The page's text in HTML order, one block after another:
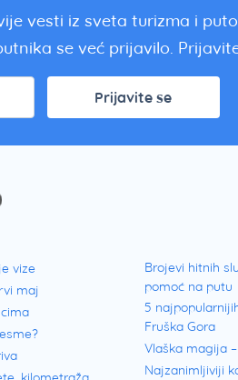
vesti iz sveta turizma i
se već prijavilo.
Prijavite se
vize
maj
Brojevi hitnih
pomoć na putu
5
Fruška Gora
Vlaška magija
Najzanimljiviji